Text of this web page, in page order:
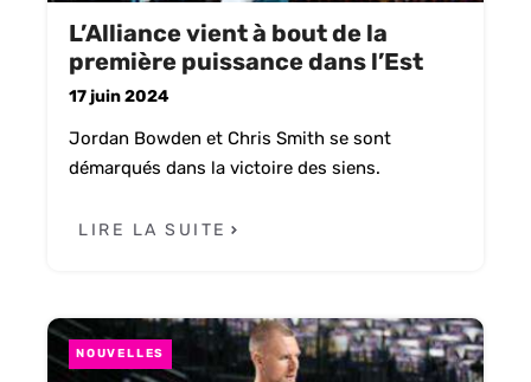
L’Alliance vient à bout de la
première puissance dans l’Est
17 juin 2024
Jordan Bowden et Chris Smith se sont
démarqués dans la victoire des siens.
LIRE LA SUITE
NOUVELLES